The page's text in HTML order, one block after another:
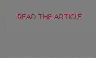
READ THE ARTICLE